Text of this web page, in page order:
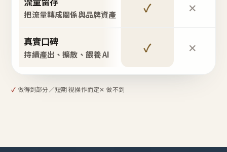
把流量轉成關係與品牌資產 ✓ ✕
真實口碑
持續產出、擴散、餵養 AI ✓ ✕
✓ 做得到部分／短期 視操作而定✕ 做不到